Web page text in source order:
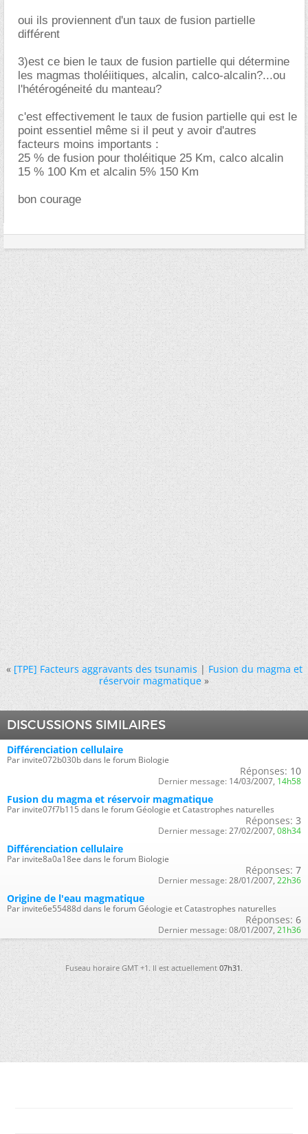
oui ils proviennent d'un taux de fusion partielle
différent
3)est ce bien le taux de fusion partielle qui détermine
les magmas tholéiitiques, alcalin, calco-alcalin?...ou
l'hétérogéneité du manteau?
c'est effectivement le taux de fusion partielle qui est le
point essentiel même si il peut y avoir d'autres
facteurs moins importants :
25 % de fusion pour tholéitique 25 Km, calco alcalin
15 % 100 Km et alcalin 5% 150 Km
bon courage
« [TPE] Facteurs aggravants des tsunamis|Fusion du magma et
réservoir magmatique »
DISCUSSIONS SIMILAIRES
Différenciation cellulaire
Par invite072b030b dans le forum Biologie
Réponses: 10
Dernier message: 14/03/2007, 14h58
Fusion du magma et réservoir magmatique
Par invite07f7b115 dans le forum Géologie et Catastrophes naturelles
Réponses: 3
Dernier message: 27/02/2007, 08h34
Différenciation cellulaire
Par invite8a0a18ee dans le forum Biologie
Réponses: 7
Dernier message: 28/01/2007, 22h36
Origine de l'eau magmatique
Par invite6e55488d dans le forum Géologie et Catastrophes naturelles
Réponses: 6
Dernier message: 08/01/2007, 21h36
Fuseau horaire GMT +1. Il est actuellement07h31.